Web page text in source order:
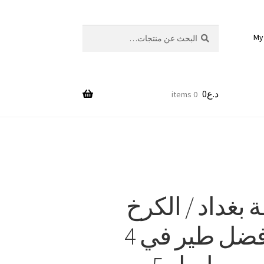
عن:
د.ع0
0 items
بغداد / الكرخ
نتيجة افضل طير في 4